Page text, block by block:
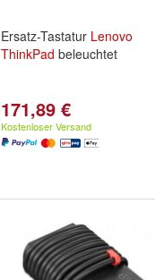
Ersatz-Tastatur Lenovo
ThinkPad beleuchtet
171,89 €
Kostenloser Versand